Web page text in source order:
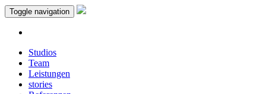
Toggle navigation
Studios
Team
Leistungen
stories